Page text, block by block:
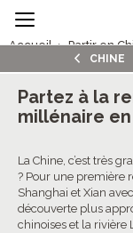
Accueil› Partir en
Circuits en
Partez à la
millénaire
La Chine, c’est très
? Pour une première
Shanghai et Xian
découverte plus
chinoises et la rivière
CHINE